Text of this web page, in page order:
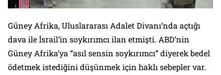
Güney Afrika, Uluslararası Adalet Divanı’nda açtığı
dava ile İsrail’in soykırımcı ilan etmişti. ABD’nin
Güney Afrika’ya “asıl sensin soykırımcı” diyerek bedel
ödetmek istediğini düşünmek için haklı sebepler var.